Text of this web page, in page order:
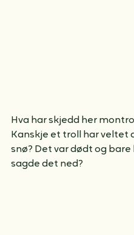
Hva har skjedd her